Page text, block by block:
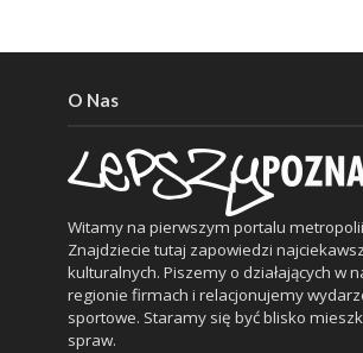
O Nas
Witamy na pierwszym portalu
Znajdziecie tutaj zapowiedzi
kulturalnych. Piszemy o działających w
regionie firmach i relacjonujemy
sportowe. Staramy się być blisko
spraw.